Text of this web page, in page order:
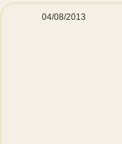
04/08/2013